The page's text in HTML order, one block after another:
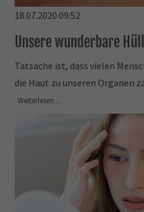
18.07.2020 09:52
Unsere wunderbare
Tatsache ist, dass vielen
die Haut zu unseren Organen
Weiterlesen ...